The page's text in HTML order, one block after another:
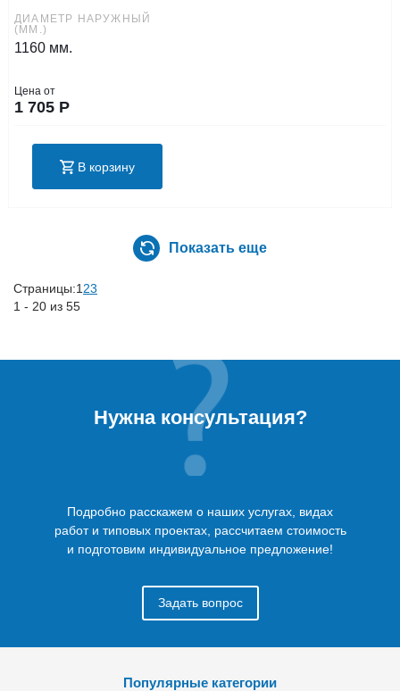
ДИАМЕТР НАРУЖНЫЙ
(ММ.)
1160 мм.
Цена от
1 705 Р
В корзину
Показать еще
Страницы:1 23
1 - 20 из 55
Нужна консультация?
Подробно расскажем о наших услугах, видах
работ и типовых проектах, рассчитаем стоимость
и подготовим индивидуальное предложение!
Задать вопрос
Популярные категории